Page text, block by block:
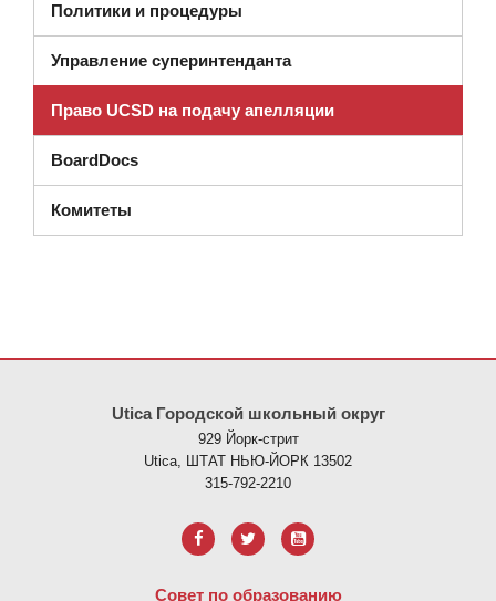
Политики и процедуры
Управление суперинтенданта
Право UCSD на подачу апелляции
BoardDocs(открывается в новом окне)
Комитеты
Utica Городской школьный округ
929 Йорк-стрит
Utica, ШТАТ НЬЮ-ЙОРК 13502
315-792-2210
Совет по образованию